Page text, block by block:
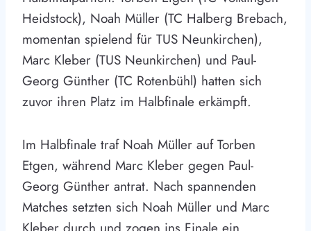
Heidstock), Noah Müller (TC Halberg Brebach,
momentan spielend für TUS Neunkirchen),
Marc Kleber (TUS Neunkirchen) und Paul-
Georg Günther (TC Rotenbühl) hatten sich
zuvor ihren Platz im Halbfinale erkämpft.
Im Halbfinale traf Noah Müller auf Torben
Etgen, während Marc Kleber gegen Paul-
Georg Günther antrat. Nach spannenden
Matches setzten sich Noah Müller und Marc